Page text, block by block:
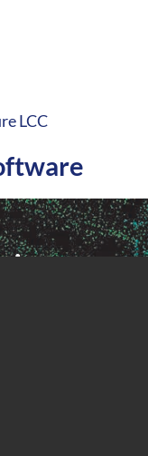
LCC